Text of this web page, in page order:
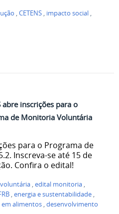
,CETENS , impacto social ,
abre inscrições para o
de Monitoria Voluntária
para o Programa de
Inscreva-se até 15 de
Confira o edital!
,edital monitoria ,
,energia e sustentabilidade ,
alimentos ,desenvolvimento